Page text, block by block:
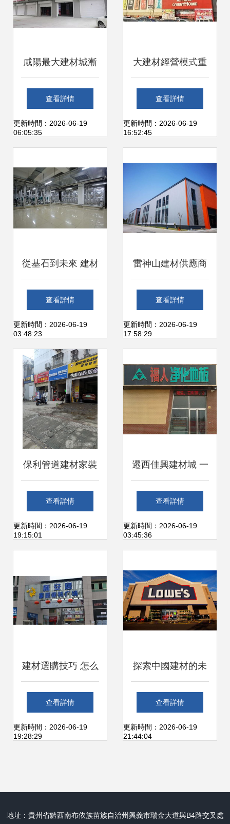
咸陽最大建材城漸
成規模 大熙市招商
如火如荼，引領專
查看詳情
更新時間：2026-06-19
06:05:35
大建材經營模式重
塑 建材行業的新變
局與新路徑
查看詳情
更新時間：2026-06-19
16:52:45
從基石到未來 建材
行業的創新與可持
續發展
查看詳情
更新時間：2026-06-19
03:48:23
雷神山建材供應商
如皋造新廠 用顏值
與品質擦亮城市名
查看詳情
更新時間：2026-06-19
17:58:29
保利管道建材家裝
店 打造品質家居的
首選伙伴
查看詳情
更新時間：2026-06-19
19:15:01
遷西佳興建材城 一
站式建材采購的天
堂
查看詳情
更新時間：2026-06-19
03:45:36
建材選購技巧 怎么
才能選到最優質的
建材？
查看詳情
更新時間：2026-06-19
19:28:29
探索中國建材的未
來——從
chinesefn.com看行
查看詳情
更新時間：2026-06-19
21:44:04
地址：貴州省黔西南布依族苗族自治州興義市瑞金大道與B4路交叉處